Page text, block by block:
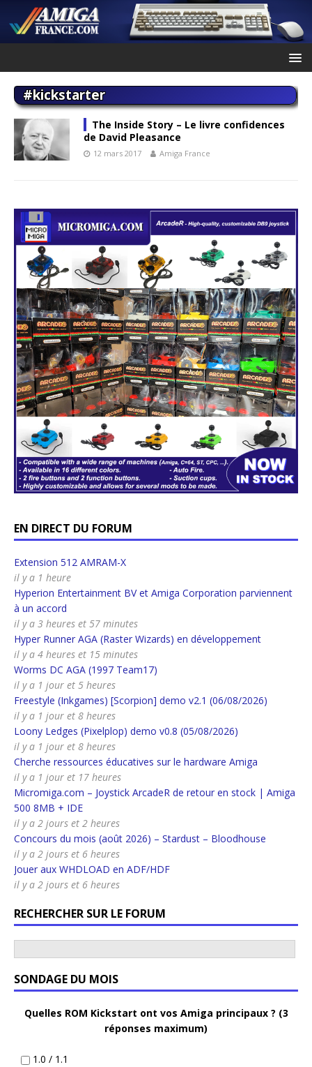
#kickstarter
The Inside Story – Le livre confidences
de David Pleasance
12 mars 2017 Amiga France
EN DIRECT DU FORUM
Extension 512 AMRAM-X
il y a 1 heure
Hyperion Entertainment BV et Amiga Corporation parviennent
à un accord
il y a 3 heures et 57 minutes
Hyper Runner AGA (Raster Wizards) en développement
il y a 4 heures et 15 minutes
Worms DC AGA (1997 Team17)
il y a 1 jour et 5 heures
Freestyle (Inkgames) [Scorpion] demo v2.1 (06/08/2026)
il y a 1 jour et 8 heures
Loony Ledges (Pixelplop) demo v0.8 (05/08/2026)
il y a 1 jour et 8 heures
Cherche ressources éducatives sur le hardware Amiga
il y a 1 jour et 17 heures
Micromiga.com – Joystick ArcadeR de retour en stock | Amiga
500 8MB + IDE
il y a 2 jours et 2 heures
Concours du mois (août 2026) – Stardust – Bloodhouse
il y a 2 jours et 6 heures
Jouer aux WHDLOAD en ADF/HDF
il y a 2 jours et 6 heures
RECHERCHER SUR LE FORUM
SONDAGE DU MOIS
Quelles ROM Kickstart ont vos Amiga principaux ? (3
réponses maximum)
1.0 / 1.1